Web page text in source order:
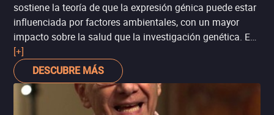
sostiene la teoría de que la expresión génica puede estar
influenciada por factores ambientales, con un mayor
impacto sobre la salud que la investigación genética. En
este documental, parte de la serie ‘Heal Lessons’, Lipton
habla sobre el impacto de la biología y naturaleza en la
salud de las personas, pero también va más allá y
sostiene que los pacientes pueden encontrar elementos
curativos en el ambiente y en otras condiciones externas.
[+]
DESCUBRE MÁS